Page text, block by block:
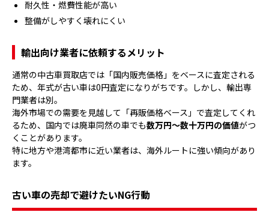
耐久性・燃費性能が高い
整備がしやすく壊れにくい
輸出向け業者に依頼するメリット
通常の中古車買取店では「国内販売価格」をベースに査定される
ため、年式が古い車は0円査定になりがちです。しかし、輸出専
門業者は別。
海外市場での需要を見越して「再販価格ベース」で査定してくれ
るため、国内では廃車同然の車でも数万円〜数十万円の価値がつ
くことがあります。
特に地方や港湾都市に近い業者は、海外ルートに強い傾向があり
ます。
古い車の売却で避けたいNG行動